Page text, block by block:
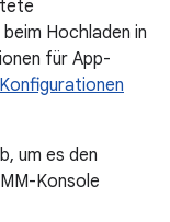
Hochladen in
für App-
um es den
Konsole